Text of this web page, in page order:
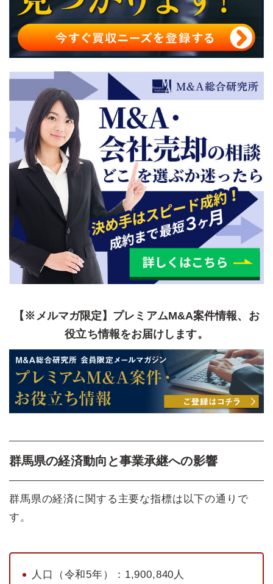
【※メルマガ限定】プレミアムM&A案件情報、お
役立ち情報をお届けします。
群馬県の経済動向と事業承継への影響
群馬県の経済に関する主要な指標は以下の通りで
す。
人口（令和5年）：1,900,840人